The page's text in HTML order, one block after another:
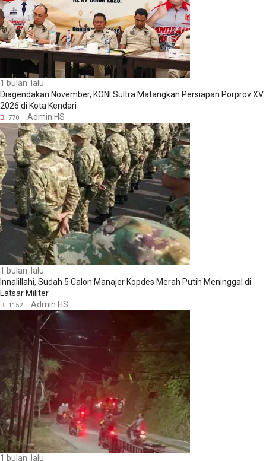
1 bulan lalu
Diagendakan November, KONI Sultra Matangkan Persiapan Porprov XV
2026 di Kota Kendari
770 Admin HS
1 bulan lalu
Innalillahi, Sudah 5 Calon Manajer Kopdes Merah Putih Meninggal di
Latsar Militer
1152 Admin HS
1 bulan lalu